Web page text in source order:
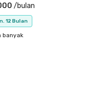
/bulan
12 Bulan
banyak